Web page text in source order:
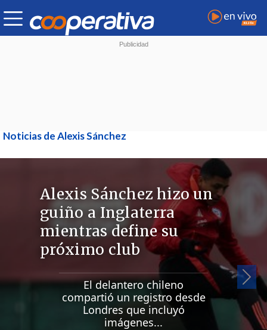
Noticias de Alexis Sánchez
Alexis Sánchez hizo un
guiño a Inglaterra
mientras define su
próximo club
El delantero chileno
compartió un registro desde
Londres que incluyó
imágenes...